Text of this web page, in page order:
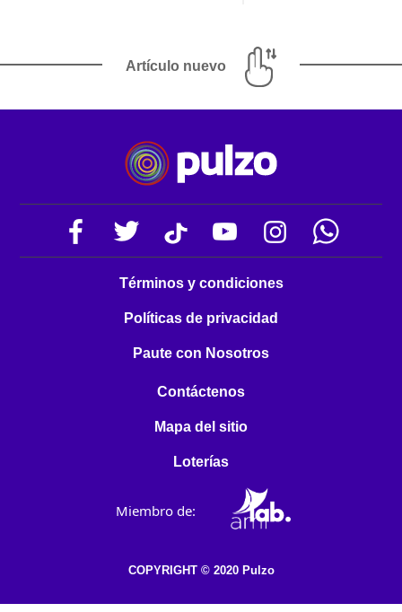
Artículo nuevo
Términos y condiciones
Políticas de privacidad
Paute con Nosotros
Contáctenos
Mapa del sitio
Loterías
Miembro de:
COPYRIGHT © 2020 Pulzo